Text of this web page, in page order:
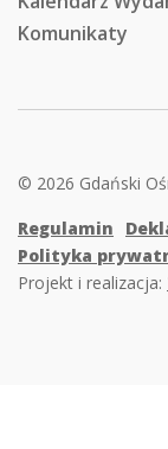
Komunikaty
© 2026 Gdański
Regulamin
Polityka
Projekt i realizacja: